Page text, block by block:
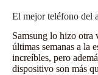
El mejor teléfono del
Samsung lo hizo otra
últimas semanas a la
increíbles, pero
dispositivo son más